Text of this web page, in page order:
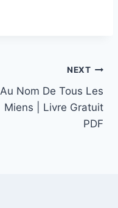
NEXT
Au Nom De Tous Les
Miens | Livre Gratuit
PDF